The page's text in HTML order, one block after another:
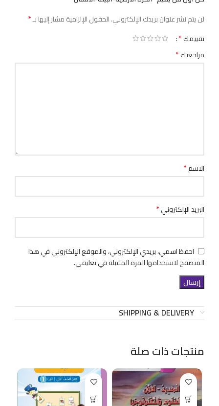
لن يتم نشر عنوان بريدك الإلكتروني.الحقول الإلزامية مشار إليها بـ*
تقييمك*
مراجعتك*
الاسم*
البريد الإلكتروني*
احفظ اسمي، بريدي الإلكتروني، والموقع الإلكتروني في هذا
المتصفح لاستخدامها المرة المقبلة في تعليقي.
SHIPPING & DELIVERY
منتجات ذات صلة